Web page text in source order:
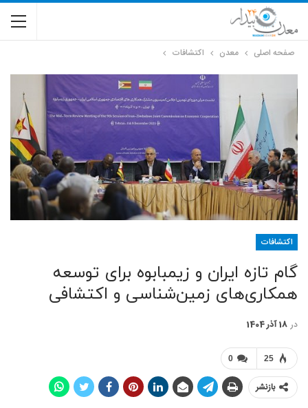
صفحه اصلی معدن اکتشافات
اکتشافات
گام تازه ایران و زیمبابوه برای توسعه
همکاری‌های زمین‌شناسی و اکتشافی
در 18 آذر 1404
0 25
بازنشر